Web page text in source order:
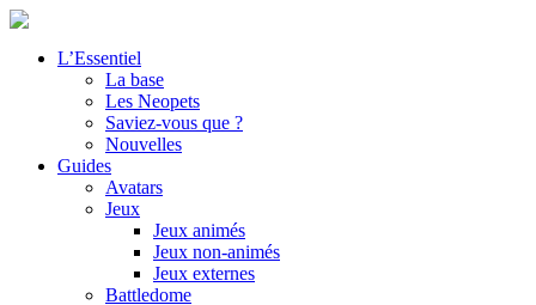
L’Essentiel
La base
Les Neopets
Saviez-vous que ?
Nouvelles
Guides
Avatars
Jeux
Jeux animés
Jeux non-animés
Jeux externes
Battledome